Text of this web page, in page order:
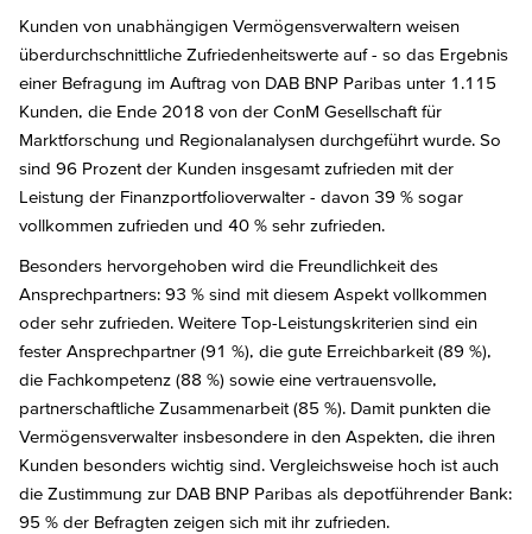
Kunden von unabhängigen Vermögensverwaltern weisen
überdurchschnittliche Zufriedenheitswerte auf - so das Ergebnis
einer Befragung im Auftrag von DAB BNP Paribas unter 1.115
Kunden, die Ende 2018 von der ConM Gesellschaft für
Marktforschung und Regionalanalysen durchgeführt wurde. So
sind 96 Prozent der Kunden insgesamt zufrieden mit der
Leistung der Finanzportfolioverwalter - davon 39 % sogar
vollkommen zufrieden und 40 % sehr zufrieden.
Besonders hervorgehoben wird die Freundlichkeit des
Ansprechpartners: 93 % sind mit diesem Aspekt vollkommen
oder sehr zufrieden. Weitere Top-Leistungskriterien sind ein
fester Ansprechpartner (91 %), die gute Erreichbarkeit (89 %),
die Fachkompetenz (88 %) sowie eine vertrauensvolle,
partnerschaftliche Zusammenarbeit (85 %). Damit punkten die
Vermögensverwalter insbesondere in den Aspekten, die ihren
Kunden besonders wichtig sind. Vergleichsweise hoch ist auch
die Zustimmung zur DAB BNP Paribas als depotführender Bank:
95 % der Befragten zeigen sich mit ihr zufrieden.